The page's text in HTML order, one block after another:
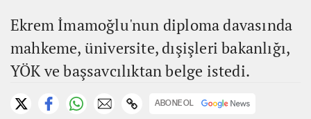
Ekrem İmamoğlu'nun diploma davasında
mahkeme, üniversite, dışişleri bakanlığı,
YÖK ve başsavcılıktan belge istedi.
ABONE OL